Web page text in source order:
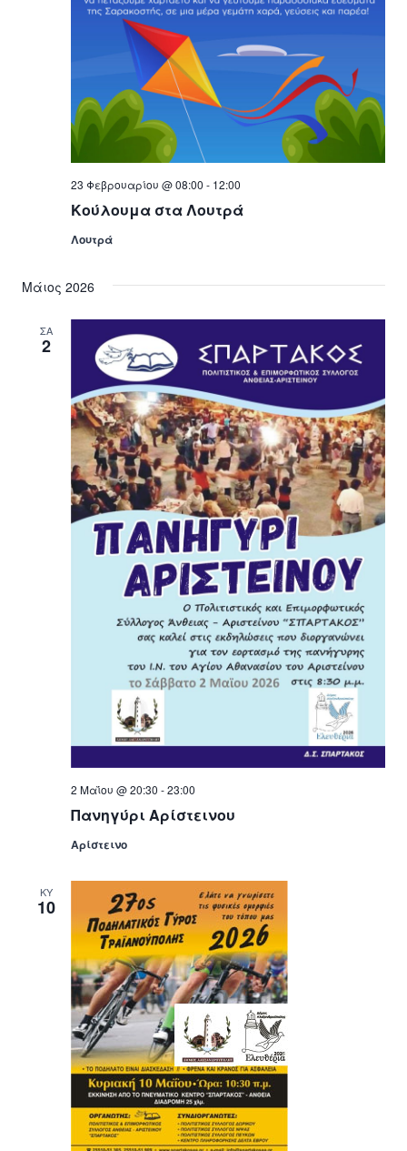
Κούλουμα στα Λουτρά
23 Φεβρουαρίου @ 08:00 - 12:00
Λουτρά
Μάιος 2026
ΣΑ
2
Πανηγύρι Αρίστεινου
2 Μαΐου @ 20:30 -23:00
Αρίστεινο
ΚΥ
10